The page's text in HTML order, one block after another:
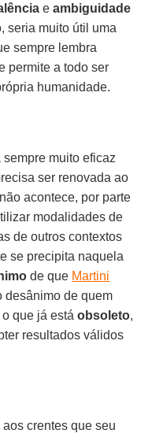
eambiguidade
seria muito útil uma
sempre lembra
permite a todo ser
humanidade.
muito eficaz
ser renovada ao
acontece, por parte
modalidades de
de outros contextos
se precipita naquela
de que Martini
desânimo de quem
o que já estáobsoleto,
resultados válidos
crentes que seu